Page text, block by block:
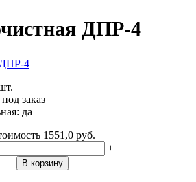
ДПР-4
под заказ
да
1551,0 руб.
+
В корзину